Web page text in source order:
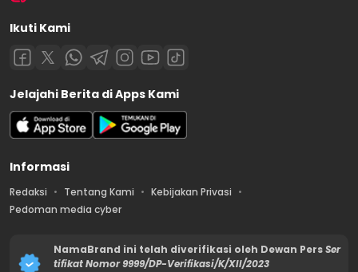
Ikuti Kami
Jelajahi Berita di Apps Kami
Informasi
Redaksi Tentang Kami
Kebijakan Privasi
Pedoman media cyber
NamaBrand ini telah diverifikasi oleh Dewan PersSer
tifikat Nomor 9999/DP-Verifikasi/K/XII/2023